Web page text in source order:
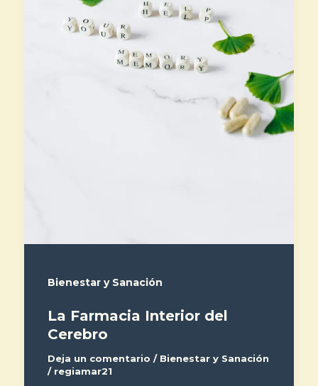
Bienestar y Sanación
La Farmacia Interior del
Cerebro
Deja un comentario / Bienestar y Sanación
/ regiamar21